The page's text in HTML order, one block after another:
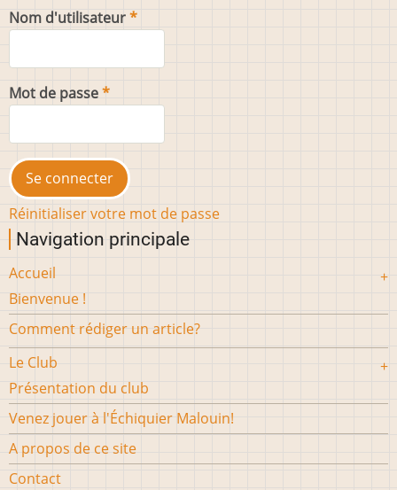
Nom d'utilisateur
Mot de passe
Réinitialiser votre mot de passe
Navigation principale
Accueil
Bienvenue !
Comment rédiger un article?
Le Club
Présentation du club
Venez jouer à l'Échiquier Malouin!
A propos de ce site
Contact